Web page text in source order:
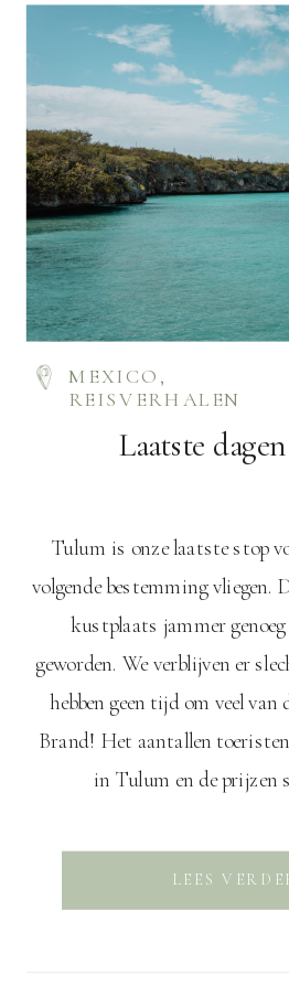
Laatste
Tulum is onze laatste stop
volgende bestemming vliegen.
kustplaats jammer
geworden. We verblijven er
hebben geen tijd om veel van
Brand! Het aantallen
in Tulum en de prijzen
LEES
MEXICO ,
REISVERHALEN